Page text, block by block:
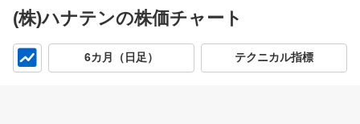
(株)ハナテンの株価チャート
6カ月（日足） テクニカル指標